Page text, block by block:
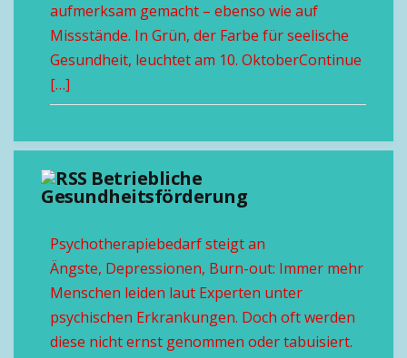
aufmerksam gemacht – ebenso wie auf
Missstände. In Grün, der Farbe für seelische
Gesundheit, leuchtet am 10. OktoberContinue
[…]
Betriebliche
Gesundheitsförderung
Psychotherapiebedarf steigt an
Ängste, Depressionen, Burn-out: Immer mehr
Menschen leiden laut Experten unter
psychischen Erkrankungen. Doch oft werden
diese nicht ernst genommen oder tabuisiert.